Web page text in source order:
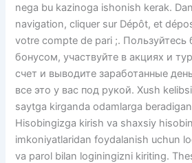
nega bu kazinoga ishonish kerak.
navigation, cliquer sur Dépôt, et
votre compte de pari ;. Пользуйтесь
бонусом, участвуйте в акциях и
счет и выводите заработанные
все это у вас под рукой. Xush
saytga kirganda odamlarga
Hisobingizga kirish va shaxsiy
imkoniyatlaridan foydalanish uchun
va parol bilan loginingizni kiriting.